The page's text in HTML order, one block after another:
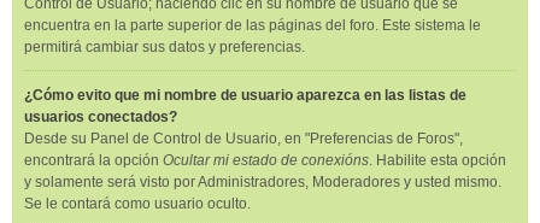
Control de Usuario; haciendo clic en su nombre de usuario que se
encuentra en la parte superior de las páginas del foro. Este sistema le
permitirá cambiar sus datos y preferencias.
¿Cómo evito que mi nombre de usuario aparezca en las listas de
usuarios conectados?
Desde su Panel de Control de Usuario, en "Preferencias de Foros",
encontrará la opción Ocultar mi estado de conexións. Habilite esta opción
y solamente será visto por Administradores, Moderadores y usted mismo.
Se le contará como usuario oculto.